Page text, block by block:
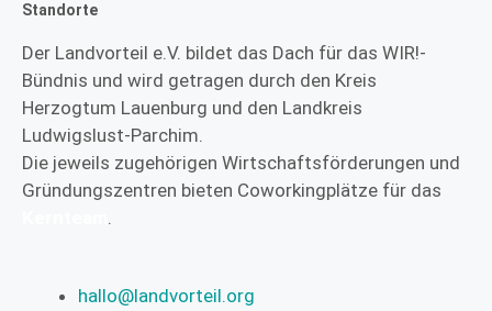
Standorte
Der Landvorteil e.V. bildet das Dach für das WIR!-
Bündnis und wird getragen durch den Kreis
Herzogtum Lauenburg und den Landkreis
Ludwigslust-Parchim.
Die jeweils zugehörigen Wirtschaftsförderungen und
Gründungszentren bieten Coworkingplätze für das
.
hallo@landvorteil.org